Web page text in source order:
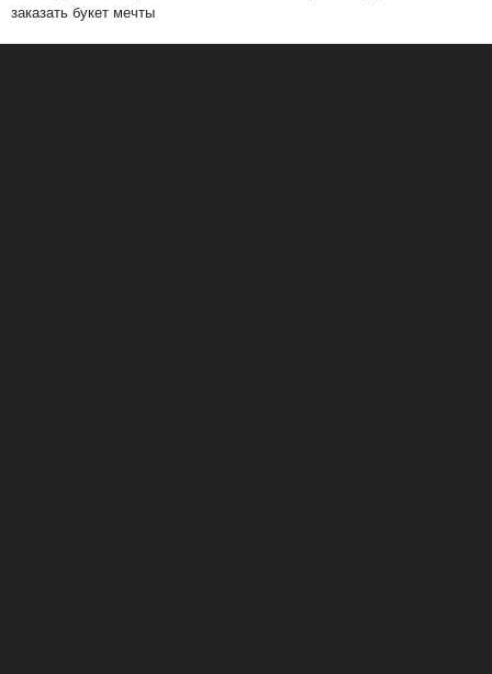
заказать букет мечты